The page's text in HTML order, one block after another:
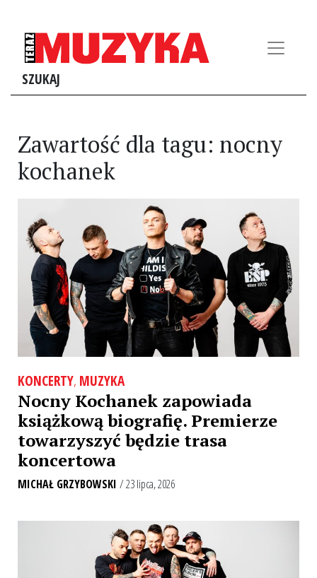
SZUKAJ
Zawartość dla tagu: nocny
kochanek
KONCERTY, MUZYKA
Nocny Kochanek zapowiada
książkową biografię. Premierze
towarzyszyć będzie trasa
koncertowa
MICHAŁ GRZYBOWSKI / 23 lipca, 2026